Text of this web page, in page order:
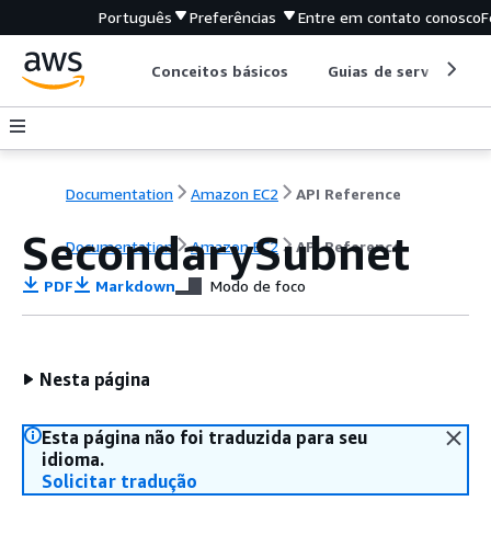
Português Preferências Entre em contato conosco
Conceitos básicos Guias de serviço
Documentation Amazon EC2 API Reference
Documentation Amazon EC2 API Reference
SecondarySubnet
PDF Markdown Modo de foco
Nesta página
Esta página não foi traduzida para seu
idioma.
Solicitar tradução